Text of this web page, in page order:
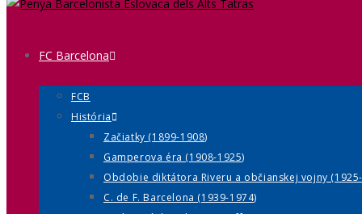
FC Barcelona
FCB
História
Začiatky (1899-1908)
Gamperova éra (1908-1925)
Obdobie diktátora Riveru a občianskej vojny
C. de F. Barcelona (1939-1974)